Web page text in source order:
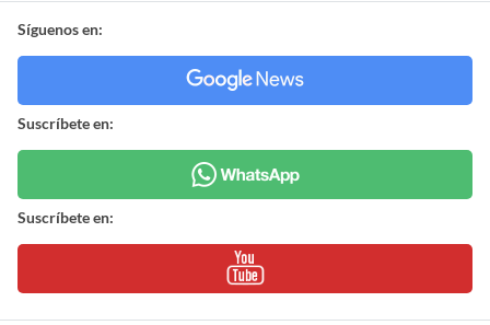
Síguenos en:
Suscríbete en:
Suscríbete en: